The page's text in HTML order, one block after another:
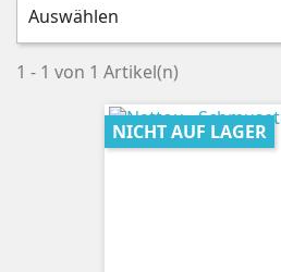
Auswählen
1 - 1 von 1 Artikel(n)
NICHT AUF LAGER